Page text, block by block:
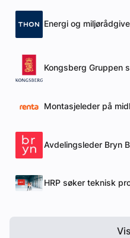
Energi og
Kongsberg Gruppen
Montasjeleder på
Avdelingsleder Bryn
HRP søker teknisk